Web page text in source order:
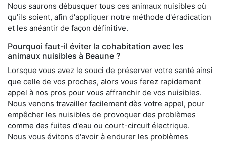
Nous saurons débusquer tous ces animaux nuisibles où
qu'ils soient, afin d'appliquer notre méthode d'éradication
et les anéantir de façon définitive.
Pourquoi faut-il éviter la cohabitation avec les
animaux nuisibles à Beaune ?
Lorsque vous avez le souci de préserver votre santé ainsi
que celle de vos proches, alors vous ferez rapidement
appel à nos pros pour vous affranchir de vos nuisibles.
Nous venons travailler facilement dès votre appel, pour
empêcher les nuisibles de provoquer des problèmes
comme des fuites d'eau ou court-circuit électrique.
Nous vous évitons d'avoir à endurer les problèmes